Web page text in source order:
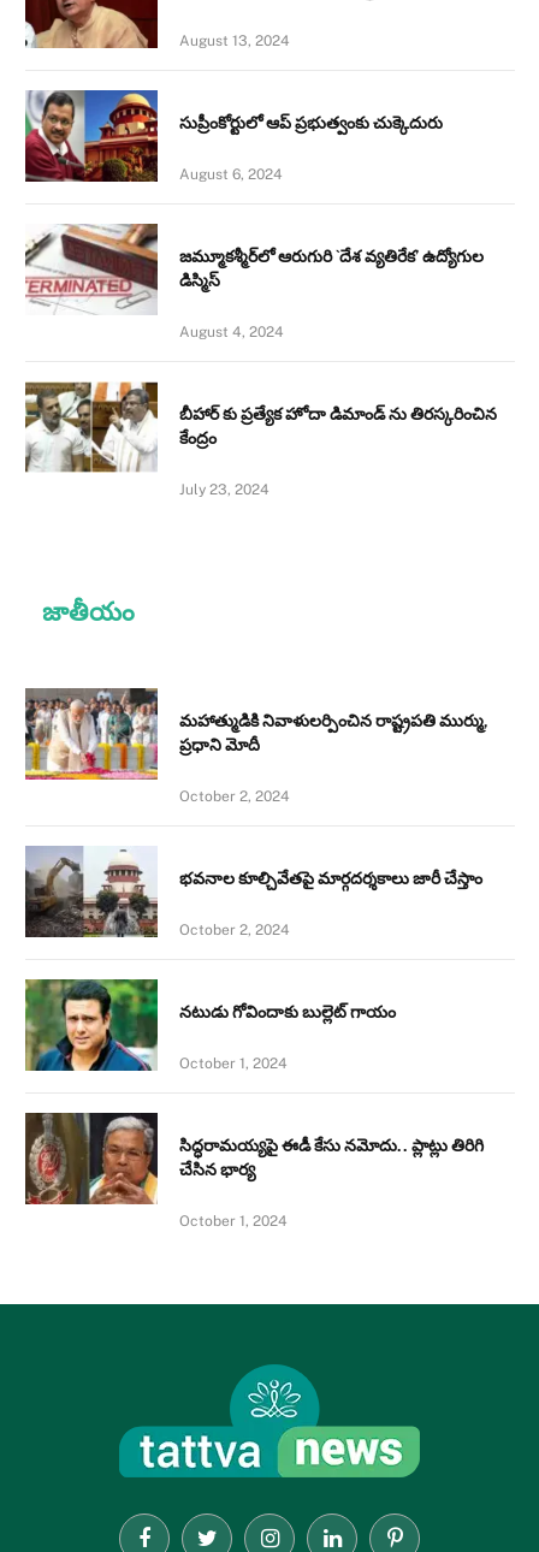
August 13, 2024
సుప్రీంకోర్టులో ఆప్ ప్రభుత్వంకు చుక్కెదురు
August 6, 2024
జమ్మూకశ్మీర్‌లో ఆరుగురి `దేశ వ్యతిరేక’ ఉద్యోగుల
డిస్మిస్‌
August 4, 2024
బీహార్ కు ప్రత్యేక హోదా డిమాండ్ ను తిరస్కరించిన
కేంద్రం
July 23, 2024
జాతీయం
మహాత్ముడికి నివాళులర్పించిన రాష్ట్రపతి ముర్ము,
ప్రధాని మోదీ
October 2, 2024
భవనాల కూల్చివేతపై మార్గదర్శకాలు జారీ చేస్తాం
October 2, 2024
నటుడు గోవిందాకు బుల్లెట్ గాయం
October 1, 2024
సిద్ధరామయ్యపై ఈడీ కేసు నమోదు.. ప్లాట్లు తిరిగి
చేసిన భార్య
October 1, 2024
FacebookTwitter InstagramLinkedInPinterest